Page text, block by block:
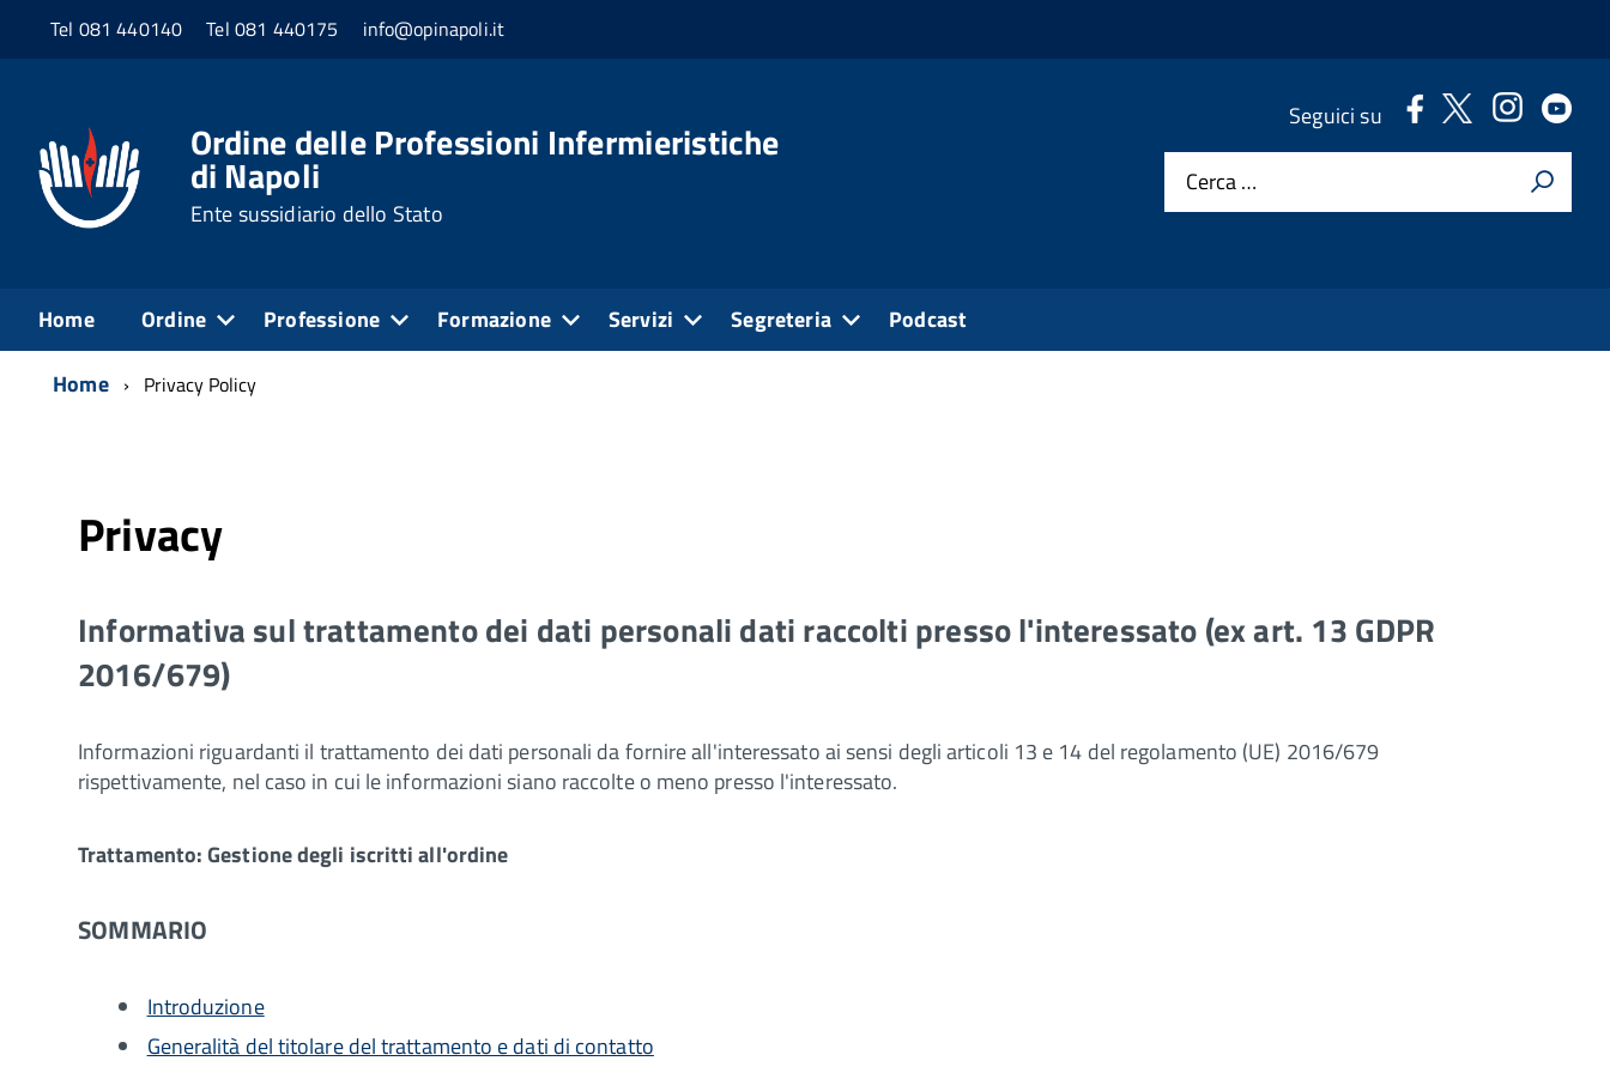
Tel 081 440140 Tel 081 440175 info@opinapoli.it
Ordine delle Professioni Infermieristiche
di Napoli
Ente sussidiario dello Stato
Seguici su . . .
Cerca …
Home Ordine Professione Formazione Servizi Segreteria
Podcast
Home
Privacy Policy
Privacy
Informativa sul trattamento dei dati personali dati raccolti presso l'interessato (ex art. 13 GDPR
2016/679)
Informazioni riguardanti il trattamento dei dati personali da fornire all'interessato ai sensi degli articoli 13 e 14 del regolamento (UE) 2016/679
rispettivamente, nel caso in cui le informazioni siano raccolte o meno presso l'interessato.
Trattamento: Gestione degli iscritti all'ordine
SOMMARIO
Introduzione
Generalità del titolare del trattamento e dati di contatto